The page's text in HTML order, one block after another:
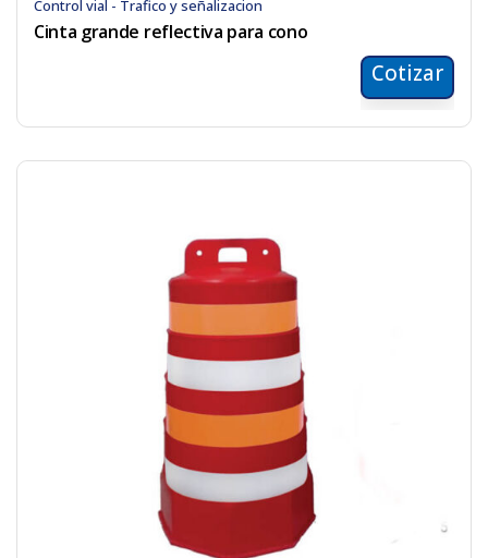
Control vial - Trafico y señalizacion
Cinta grande reflectiva para cono
Cotizar